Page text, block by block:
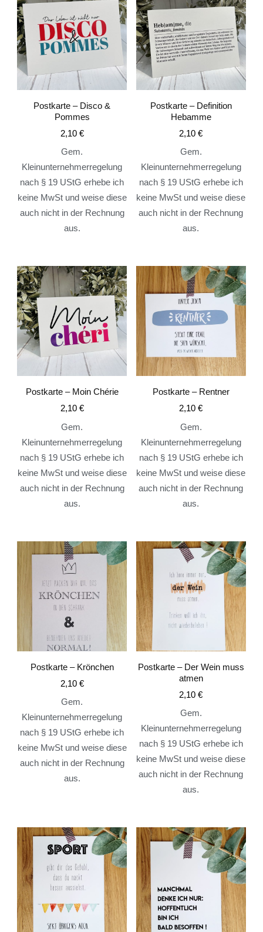
Postkarte – Disco &
Pommes
2,10 €
Gem.
Kleinunternehmerregelung
nach § 19 UStG erhebe ich
keine MwSt und weise diese
auch nicht in der Rechnung
aus.
Postkarte – Definition
Hebamme
2,10€
Gem.
Kleinunternehmerregelung
nach § 19 UStG erhebe ich
keine MwSt und weise diese
auch nicht in der Rechnung
aus.
Postkarte – Moin Chérie
2,10 €
Gem.
Kleinunternehmerregelung
nach § 19 UStG erhebe ich
keine MwSt und weise diese
auch nicht in der Rechnung
aus.
Postkarte – Rentner
2,10€
Gem.
Kleinunternehmerregelung
nach § 19 UStG erhebe ich
keine MwSt und weise diese
auch nicht in der Rechnung
aus.
Postkarte – Krönchen
2,10 €
Gem.
Kleinunternehmerregelung
nach § 19 UStG erhebe ich
keine MwSt und weise diese
auch nicht in der Rechnung
aus.
Postkarte – Der Wein muss
atmen
2,10€
Gem.
Kleinunternehmerregelung
nach § 19 UStG erhebe ich
keine MwSt und weise diese
auch nicht in der Rechnung
aus.